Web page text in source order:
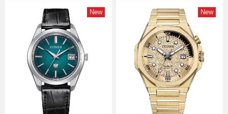
New New